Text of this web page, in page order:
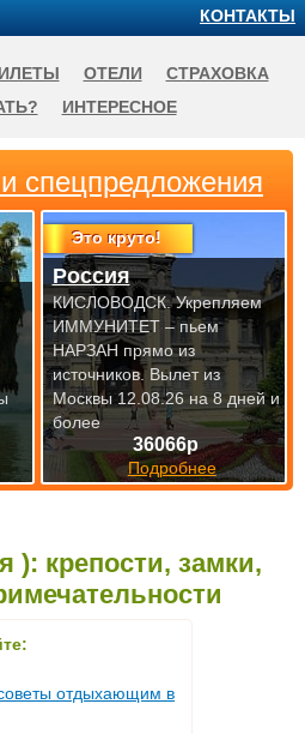
): крепости, замки,
отдыхающим в
спецпредложения
Это круто!
36066р
Подробнее
Россия
КИСЛОВОДСК. Укрепляем
ИММУНИТЕТ – пьем
НАРЗАН прямо из
источников.Вылет из
Москвы 12.08.26 на 8 дней и
более
КОНТАКТЫ
ОТЕЛИ
СТРАХОВКА
ИНТЕРЕСНОЕ